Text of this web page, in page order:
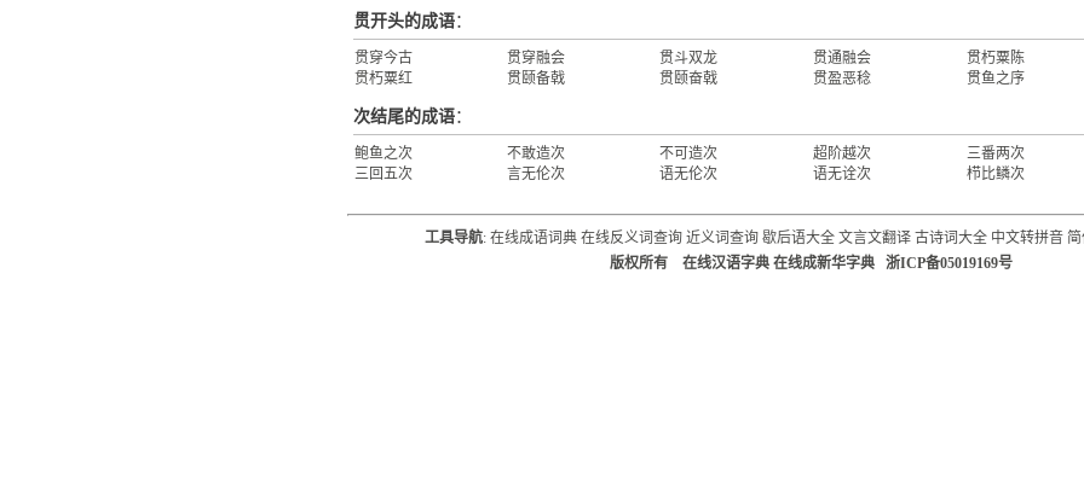
贯开头的成语：
贯穿今古 贯穿融会 贯斗双龙 贯通融会
贯朽粟陈
贯朽粟红
贯颐备戟 贯颐奋戟 贯盈恶稔 贯鱼之序
次结尾的成语：
鲍鱼之次 不敢造次 不可造次 超阶越次
三番两次
三回五次
言无伦次 语无伦次 语无诠次 栉比鳞次
工具导航: 在线成语词典 在线反义词查询 近义词查询 歇后语大全 文言文翻译 古诗词大全 中文转拼音
版权所有 在线汉语字典 在线成新华字典 浙ICP备05019169号